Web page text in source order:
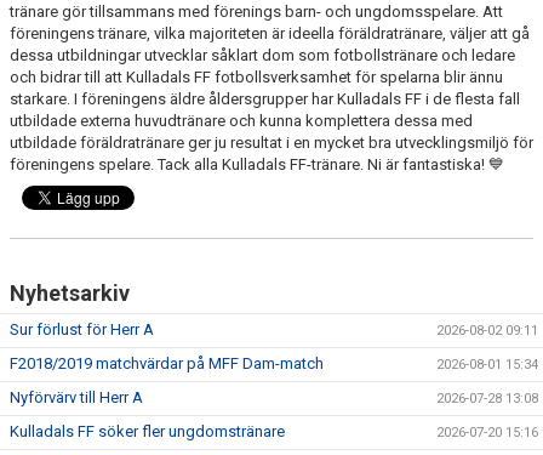
KFF FACEBOOK
KFF INSTAGRAM
MEDLEM INTRESSEANMÄLAN
tränare gör tillsammans med förenings barn- och ungdomsspelare. Att
föreningens tränare, vilka majoriteten är ideella föräldratränare, väljer att gå
dessa utbildningar utvecklar såklart dom som fotbollstränare och ledare
och bidrar till att Kulladals FF fotbollsverksamhet för spelarna blir ännu
starkare. I föreningens äldre åldersgrupper har Kulladals FF i de flesta fall
utbildade externa huvudtränare och kunna komplettera dessa med
utbildade föräldratränare ger ju resultat i en mycket bra utvecklingsmiljö för
föreningens spelare. Tack alla Kulladals FF-tränare. Ni är fantastiska! 💙
Nyhetsarkiv
Sur förlust för Herr A 2026-08-02 09:11
F2018/2019 matchvärdar på MFF Dam-match 2026-08-01 15:34
Nyförvärv till Herr A 2026-07-28 13:08
Kulladals FF söker fler ungdomstränare 2026-07-20 15:16